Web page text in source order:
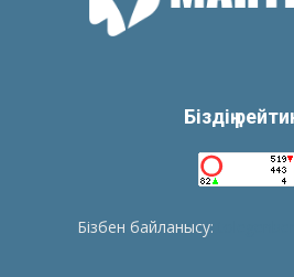
Біздің
Бізбен байланысу: